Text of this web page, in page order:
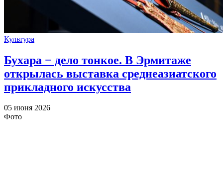
Культура
Бухара − дело тонкое. В Эрмитаже
открылась выставка среднеазиатского
прикладного искусства
05 июня 2026
Фото